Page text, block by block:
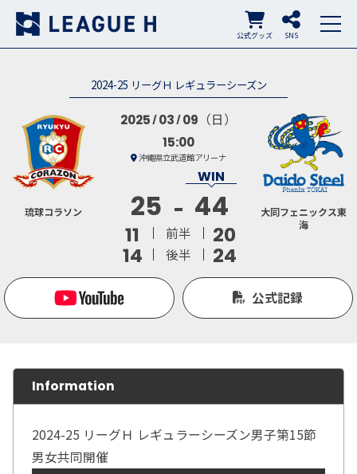
SNS
公式グッズ
2024-25 リーグＨ レギュラーシーズン
琉球コラソン
2025 03 09 （日）
15:00
沖縄県立武道館アリーナ
25 44
11 前半
20
14
後半 24
大同フェニックス東
海
公式記録
Information
2024-25 リーグＨ レギュラーシーズン男子第15節
男女共同開催